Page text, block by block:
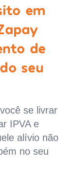
em
de
seu
se livrar
IPVA e
alívio não
no seu